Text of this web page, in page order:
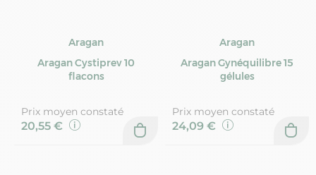
Aragan
Aragan Cystiprev 10
flacons
Prix moyen constaté
20,55 €
Aragan
Aragan Gynéquilibre 15
gélules
Prix moyen constaté
24,09 €